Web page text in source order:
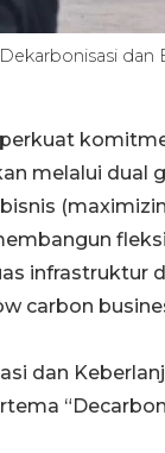
dan
melalui dual
infrastruktur
carbon
dan